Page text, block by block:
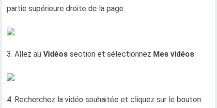
partie supérieure droite de la page.
3. Allez auVidéos section et sélectionnez Mes vidéos.
4. Recherchez la vidéo souhaitée et cliquez sur le bouton